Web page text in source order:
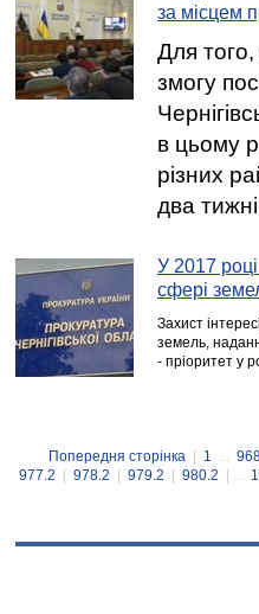
за місцем
Для
змогу
в цьому
різних
два
У 2017
сфері
Захист
земель,
- пріоритет у
Попередня сторінка 1 ...
977.2
978.2 979.2 980.2 | ...